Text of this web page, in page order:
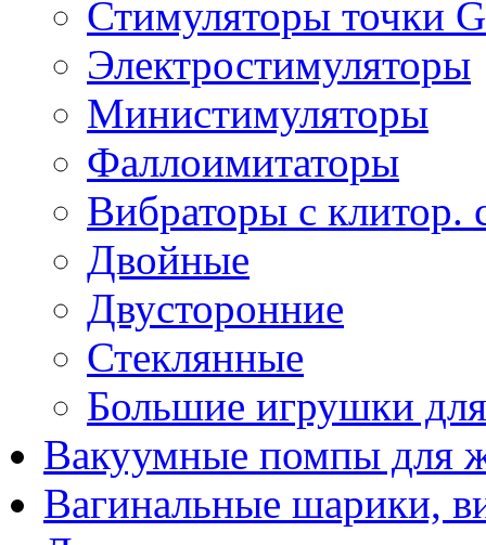
Стимуляторы точки G
Электростимуляторы
Министимуляторы
Фаллоимитаторы
Вибраторы с клитор.
Двойные
Двусторонние
Стеклянные
Большие игрушки
Вакуумные помпы для
Вагинальные шарики,